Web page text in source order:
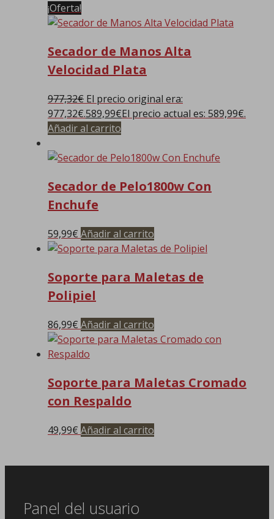
¡Oferta!
Secador de Manos Alta
Velocidad Plata
977,32€ El precio original era:
977,32€.589,99€El precio actual es: 589,99€.
Añadir al carrito
Secador de Pelo1800w Con
Enchufe
59,99€ Añadir al carrito
Soporte para Maletas de
Polipiel
86,99€ Añadir al carrito
Soporte para Maletas Cromado
con Respaldo
49,99€ Añadir al carrito
Panel del usuario